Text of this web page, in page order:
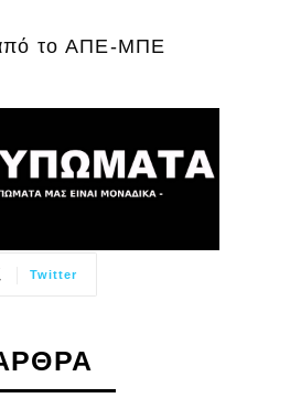
το ΑΠΕ-ΜΠΕ
Twitter